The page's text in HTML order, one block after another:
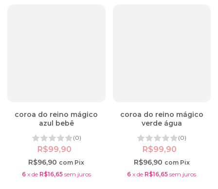
coroa do reino mágico
azul bebê
(0)
R$99,90
R$96,90 com Pix
6 x de R$16,65 sem juros
coroa do reino mágico
verde água
(0)
R$99,90
R$96,90 com Pix
6 xde R$16,65 sem juros